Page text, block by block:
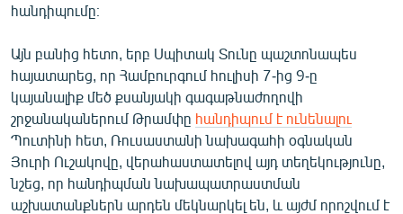
հանդիպումը։
Այն բանից հետո, երբ Սպիտակ Տունը պաշտոնապես
հայատարեց, որ Համբուրգում հուլիսի 7-ից 9-ը
կայանալիք մեծ քսանյակի գագաթնաժողովի
շրջանականերում Թրամփը հանդիպում է ունենալու
Պուտինի հետ, Ռուսաստանի նախագահի օգնական
Յուրի Ուշակովը, վերահաստատելով այդ տեղեկությունը,
նշեց, որ հանդիպման նախապատրաստման
աշխատանքներն արդեն մեկնարկել են, և այժմ որոշվում է